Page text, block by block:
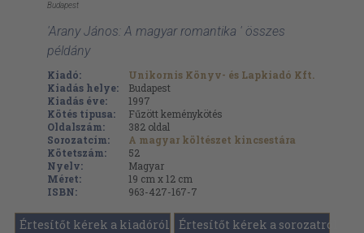
Budapest
'Arany János: A magyar romantika ' összes
példány
Kiadó:
Unikornis Könyv- és Lapkiadó Kft.
Kiadás helye:
Budapest
Kiadás éve:
1997
Kötés típusa:
Fűzött keménykötés
Oldalszám:
382 oldal
Sorozatcím:
A magyar költészet kincsestára
Kötetszám:
52
Nyelv:
Magyar
Méret:
19 cm x 12 cm
ISBN:
963-427-167-7
Értesítőt kérek a kiadóról Értesítőt kérek a sorozatról